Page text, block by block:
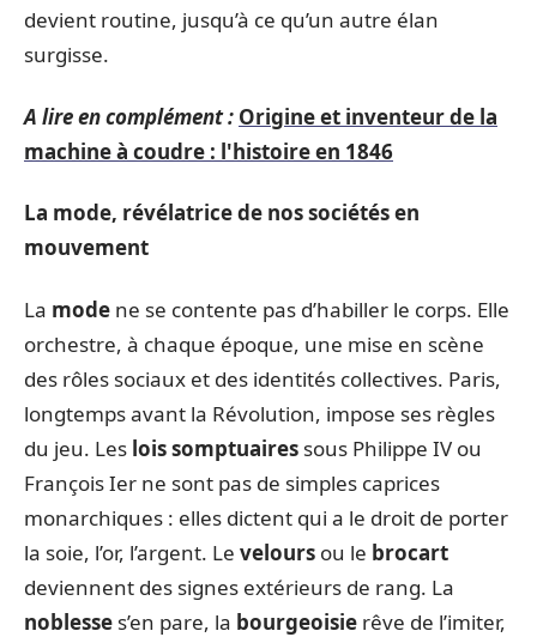
devient routine, jusqu’à ce qu’un autre élan
surgisse.
A lire en complément : Origine et inventeur de la
machine à coudre : l'histoire en 1846
La mode, révélatrice de nos sociétés en
mouvement
La mode ne se contente pas d’habiller le corps. Elle
orchestre, à chaque époque, une mise en scène
des rôles sociaux et des identités collectives. Paris,
longtemps avant la Révolution, impose ses règles
du jeu. Les lois somptuaires sous Philippe IV ou
François Ier ne sont pas de simples caprices
monarchiques : elles dictent qui a le droit de porter
la soie, l’or, l’argent. Le velours ou le brocart
deviennent des signes extérieurs de rang. La
noblesse s’en pare, la bourgeoisie rêve de l’imiter,